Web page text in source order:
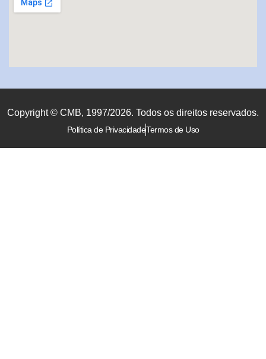
Copyright © CMB, 1997/2026. Todos os direitos reservados.
Política de PrivacidadeTermos de Uso